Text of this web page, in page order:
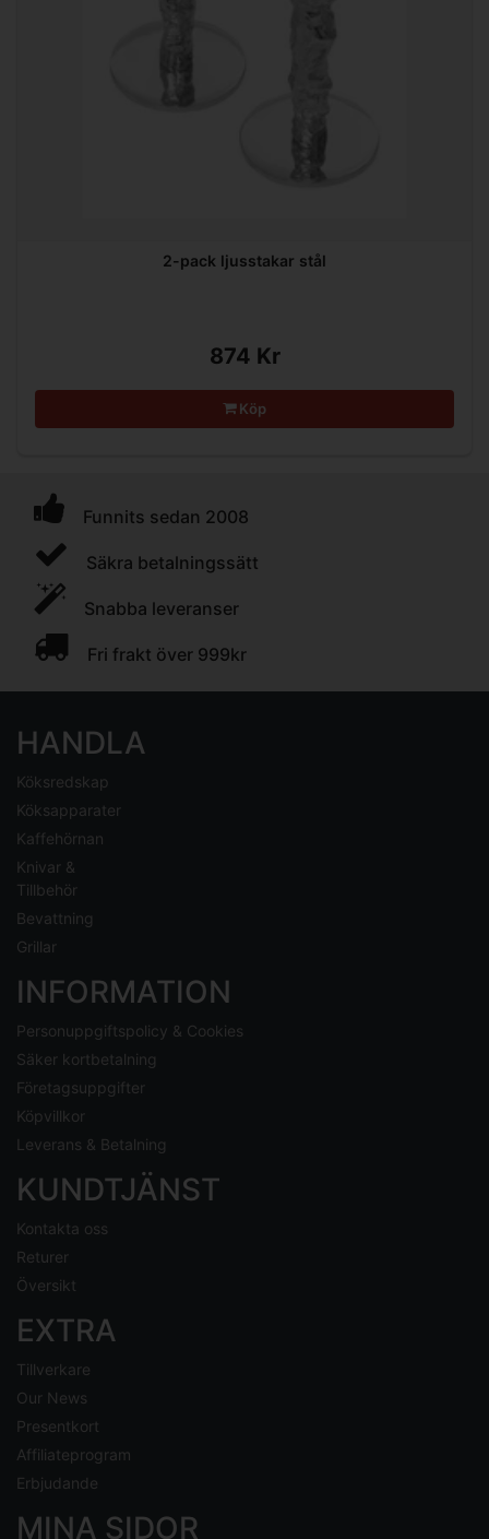
2-pack ljusstakar stål
874 Kr
Köp
Funnits sedan 2008
Säkra betalningssätt
Snabba leveranser
Fri frakt över 999kr
HANDLA
Köksredskap
Köksapparater
Kaffehörnan
Knivar &
Tillbehör
Bevattning
Grillar
INFORMATION
Personuppgiftspolicy & Cookies
Säker kortbetalning
Företagsuppgifter
Köpvillkor
Leverans & Betalning
KUNDTJÄNST
Kontakta oss
Returer
Översikt
EXTRA
Tillverkare
Our News
Presentkort
Affiliateprogram
Erbjudande
MINA SIDOR